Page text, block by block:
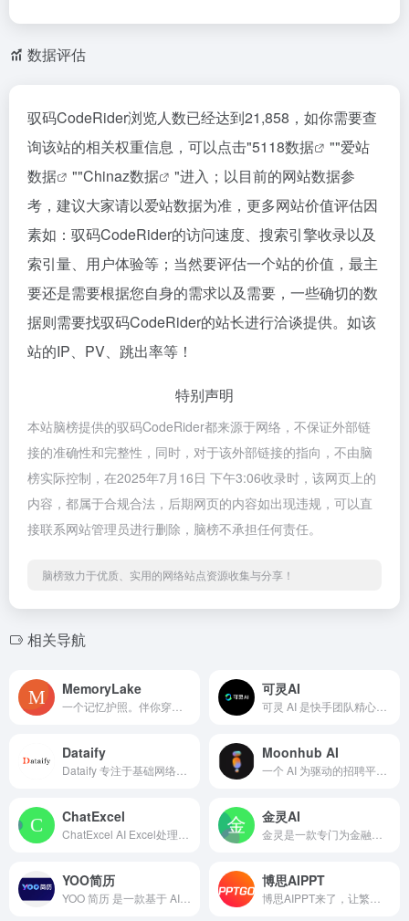
数据评估
驭码CodeRider浏览人数已经达到21,858，如你需要查
询该站的相关权重信息，可以点击"5118数据 ""爱站
数据
""Chinaz数据
"进入；以目前的网站数据参
考，建议大家请以爱站数据为准，更多网站价值评估因
素如：驭码CodeRider的访问速度、搜索引擎收录以及
索引量、用户体验等；当然要评估一个站的价值，最主
要还是需要根据您自身的需求以及需要，一些确切的数
据则需要找驭码CodeRider的站长进行洽谈提供。如该
站的IP、PV、跳出率等！
特别声明
本站脑榜提供的驭码CodeRider都来源于网络，不保证外部链
接的准确性和完整性，同时，对于该外部链接的指向，不由脑
榜实际控制，在2025年7月16日 下午3:06收录时，该网页上的
内容，都属于合规合法，后期网页的内容如出现违规，可以直
接联系网站管理员进行删除，脑榜不承担任何责任。
脑榜致力于优质、实用的网络站点资源收集与分享！
相关导航
MemoryLake
一个记忆护照。伴你穿梭于 ChatGPT、Claude、Qwen、OpenClaw，跨越每一个智能体、每一次会话。
可灵AI
可灵 AI 是快手团队精心打造的一款 AI 视频与图像生成工具，于 2024 年 6 月正式亮相，迅速在 AIGC 领域崭露头角。它集成了先进的自然语言理解与图像识别技术，致力于为全球用户提供高效、优质的创意内容生成服务，无论是专业创作者还是普通爱好者，都能借助可灵 AI 轻松将脑海中的奇思妙想转化
Dataify
Dataify 专注于基础网络服务、数据采集、高质量数据集及 AI Token 一体化供应，为 AI 与 LLM 训练、跨境电商出海、大规模数据采集、金融投资等场景提供全链路数据解决方案，有效解决数据匮乏、信息分散、调价滞后等核心痛点，持续驱动业务增长与智能化转型。
Moonhub AI
一个 AI 为驱动的招聘平台，Moonhub AI 是专为初创公司和正在增长的企业提供人才招聘服务。该平台使用会话式 AI 来分析市场数据并设计最佳的招聘策略，以最大化招聘质量和速度。
ChatExcel
ChatExcel AI Excel处理和数据分析,用户只需像和好友聊天一样操作，Chatexcel会自动通过 AI完成图表处理和分析，彻底改变了与表格数据的交互方式。将用户从繁琐的公式与运算中解放出来，无需编写复杂的公式和代码，让用户专注于文件数据和分析本身。
金灵AI
金灵是一款专门为金融领域设计的AI Agent产品，学习了大量的金融专业知识，能够熟练使用各种金融工具，例如使用代码生成能力根据金融数据进行计算和分析，支持绘制金融分析图表等。经测试，金灵金融AI Agent比通用AI大模型或者通用的AI Agent更能处理金融分析任务。
YOO简历
YOO 简历 是一款基于 AI 技术的智能简历优化工具，旨在帮助求职者快速生成专业、高效、符合 ATS（招聘系统）筛选标准的简历。通过 NLP（自然语言处理）和大数据分析，YOO 简历能智能匹配岗位需求，优化内容结构，提升简历通过率，让求职者高效斩获心仪 Offer。
博思AIPPT
博思AIPPT来了，让繁琐的PPT GO吧，海量PPT模板任选，布局灵活切换，在线编辑PPT内容，零基础也能快速用ai制作PPT。